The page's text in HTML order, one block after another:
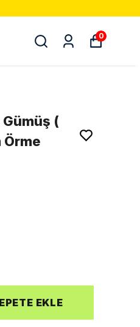
0
Gümüş (
Örme
EKLE